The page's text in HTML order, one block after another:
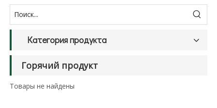
Категория продукта
Горячий продукт
Товары не найдены